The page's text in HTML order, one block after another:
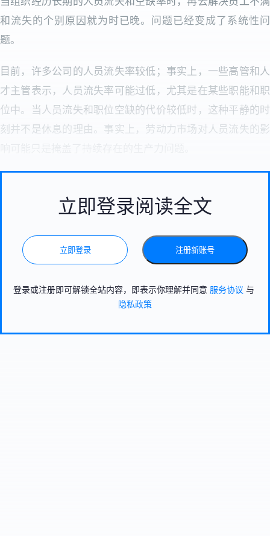
和流失的个别原因就为时已晚。问题已经变成了系统性问
题。
目前，许多公司的人员流失率较低；事实上，一些高管和人
才主管表示，人员流失率可能过低，尤其是在某些职能和职
位中。当人员流失和职位空缺的代价较低时，这种平静的时
刻并不是休息的理由。事实上，劳动力市场对人员流失的影
立即登录阅读全文
立即登录 注册新账号
登录或注册即可解锁全站内容，即表示你理解并同意 服务协议 与
隐私政策